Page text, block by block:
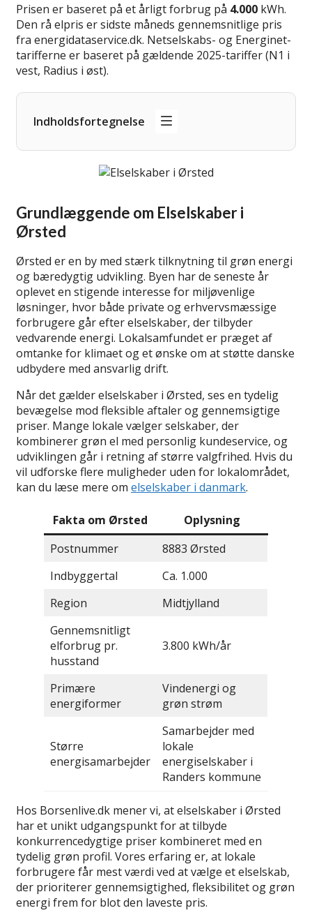
Prisen er baseret på et årligt forbrug på 4.000 kWh.
Den rå elpris er sidste måneds gennemsnitlige pris
fra energidataservice.dk. Netselskabs- og Energinet-
tarifferne er baseret på gældende 2025-tariffer (N1 i
vest, Radius i øst).
Indholdsfortegnelse
Grundlæggende om Elselskaber i
Ørsted
Ørsted er en by med stærk tilknytning til grøn energi
og bæredygtig udvikling. Byen har de seneste år
oplevet en stigende interesse for miljøvenlige
løsninger, hvor både private og erhvervsmæssige
forbrugere går efter elselskaber, der tilbyder
vedvarende energi. Lokalsamfundet er præget af
omtanke for klimaet og et ønske om at støtte danske
udbydere med ansvarlig drift.
Når det gælder elselskaber i Ørsted, ses en tydelig
bevægelse mod fleksible aftaler og gennemsigtige
priser. Mange lokale vælger selskaber, der
kombinerer grøn el med personlig kundeservice, og
udviklingen går i retning af større valgfrihed. Hvis du
vil udforske flere muligheder uden for lokalområdet,
kan du læse mere om elselskaber i danmark.
Fakta om Ørsted
Oplysning
Postnummer
8883 Ørsted
Indbyggertal
Ca. 1.000
Region
Midtjylland
Gennemsnitligt
elforbrug pr.
husstand
3.800 kWh/år
Primære
energiformer
Vindenergi og
grøn strøm
Større
energisamarbejder
Samarbejder med
lokale
energiselskaber i
Randers kommune
Hos Borsenlive.dk mener vi, at elselskaber i Ørsted
har et unikt udgangspunkt for at tilbyde
konkurrencedygtige priser kombineret med en
tydelig grøn profil. Vores erfaring er, at lokale
forbrugere får mest værdi ved at vælge et elselskab,
der prioriterer gennemsigtighed, fleksibilitet og grøn
energi frem for blot den laveste pris.